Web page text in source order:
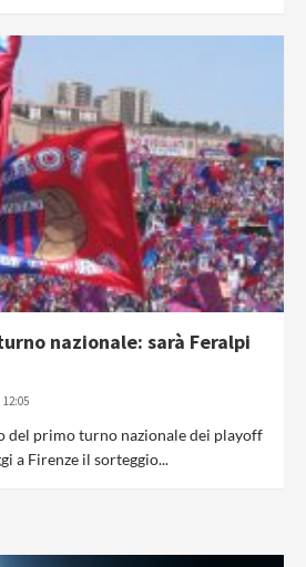
nazionale: sarà Feralpi
12:05
del primo turno nazionale dei playoff
a Firenze il sorteggio...